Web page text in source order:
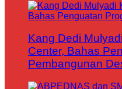
Kang Dedi
Center, Bahas
Pembangunan